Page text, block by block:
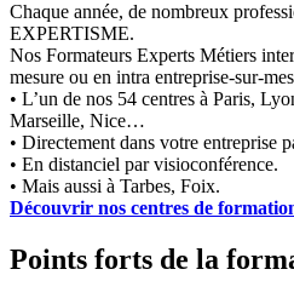
Chaque année, de nombreux
EXPERTISME.
Nos Formateurs Experts Métiers
mesure ou en intra entreprise-sur-
• L’un de nos 54 centres à Paris,
Marseille, Nice…
• Directement dans votre entreprise
• En distanciel par visioconférence.
• Mais aussi à Tarbes, Foix.
Découvrir nos centres de
Points forts de la